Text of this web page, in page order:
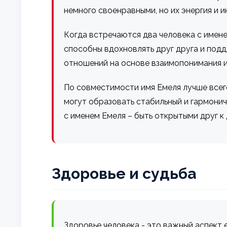
немного своенравными, но их энергия и
Когда встречаются два человека с
способны вдохновлять друг друга и
отношений на основе взаимопонимания
По совместимости имя Емеля лучше
могут образовать стабильный и
с именем Емеля – быть открытыми друг
Здоровье и судьба